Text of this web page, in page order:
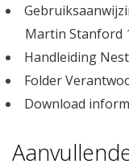
Martin Stanford
Handleiding
Folder
Download